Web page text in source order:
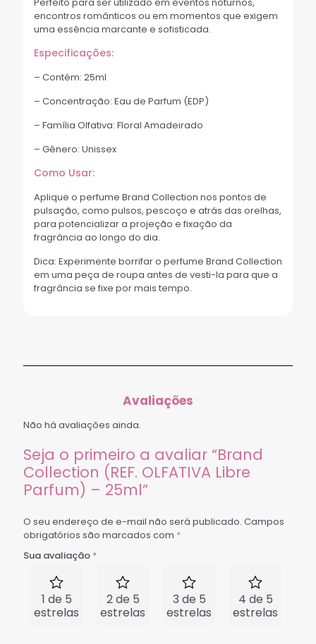
encontros românticos ou em momentos que exigem
uma essência marcante e sofisticada.
Especificações:
– Contém: 25ml
– Concentração: Eau de Parfum (EDP)
– Família Olfativa: Floral Amadeirado
– Gênero: Unissex
Como Usar:
Aplique o perfume Brand Collection nos pontos de
pulsação, como pulsos, pescoço e atrás das orelhas,
para potencializar a projeção e fixação da
fragrância ao longo do dia.
Dica: Experimente borrifar o perfume Brand Collection
em uma peça de roupa antes de vesti-la para que a
fragrância se fixe por mais tempo.
Avaliações
Não há avaliações ainda.
Seja o primeiro a avaliar “Brand
Collection (REF. OLFATIVA Libre
Parfum) – 25ml”
O seu endereço de e-mail não será publicado. Campos
obrigatórios são marcados com *
Sua avaliação *
1 de 5
estrelas
2 de 5
estrelas
3 de 5
estrelas
4 de 5
estrelas